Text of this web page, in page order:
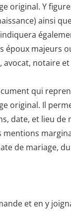
original. Y
ainsi
époux majeurs
notaire
qui
original. Il
date, et lieu de
mentions
de mariage,
et en y